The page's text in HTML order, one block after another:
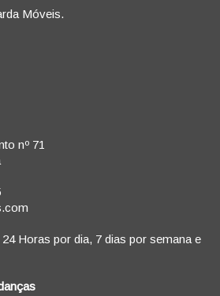
Móveis.
nº 71
Horas por dia, 7 dias por semana e